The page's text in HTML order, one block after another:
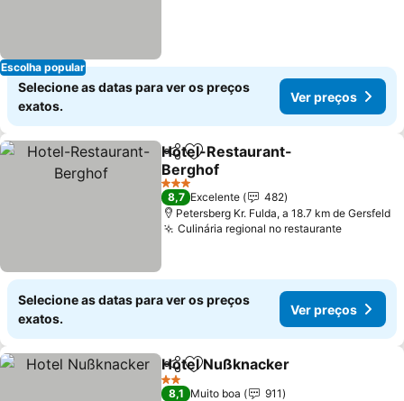
Escolha popular
Selecione as datas para ver os preços
exatos.
Ver preços
PartilharAdicionar aos favoritos
Hotel-Restaurant-
Berghof
Ver preços
3 Estrelas
8,7 Excelente
482
Petersberg Kr. Fulda, a 18.7 km de Gersfeld
Culinária regional no restauranteVer
Selecione as datas para ver os preços
exatos.
Ver preços
PartilharAdicionar aos favoritos
Hotel Nußknacker
2 Estrelas
8,1 Muito boa
911